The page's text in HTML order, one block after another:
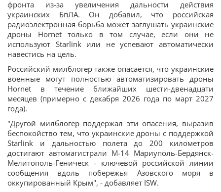
фронта из-за увеличения дальности действия
украинских БпЛА. Он добавил, что российская
радиоэлектронная борьба может заглушать украинские
дроны Hornet только в том случае, если они не
используют Starlink или не успевают автоматически
навестись на цель.
Российский милблогер также опасается, что украинские
военные могут полностью автоматизировать дроны
Hornet в течение ближайших шести-двенадцати
месяцев (примерно с декабря 2026 года по март 2027
года).
"Другой милблогер поддержал эти опасения, выразив
беспокойство тем, что украинские дроны с поддержкой
Starlink и дальностью полета до 200 километров
достигают автомагистрали М-14 Мариуполь-Бердянск-
Мелитополь-Геническ - ключевой российской линии
сообщения вдоль побережья Азовского моря в
оккупированный Крым", - добавляет ISW.